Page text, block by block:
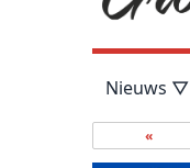
Nieuws ▽
«